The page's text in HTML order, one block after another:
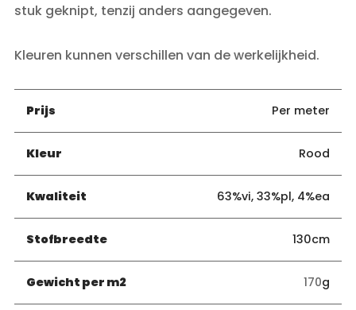
stuk geknipt, tenzij anders aangegeven.
Kleuren kunnen verschillen van de werkelijkheid.
Prijs Per meter
Kleur Rood
Kwaliteit 63%vi, 33%pl, 4%ea
Stofbreedte 130cm
Gewicht per m2 170g